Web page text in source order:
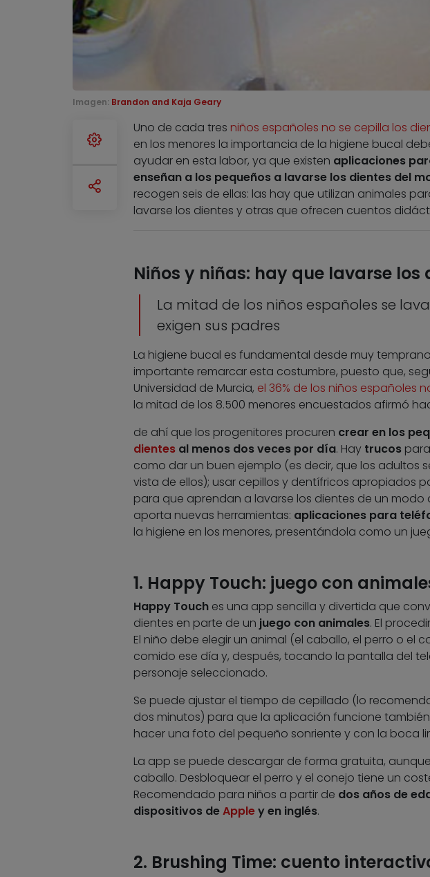
Imagen: Brandon and Kaja Geary
Uno de cada tres niños españoles no se cepilla los
en los menores la importancia de la higiene bucal
ayudar en esta labor, ya que existen aplicaciones
enseñan a los pequeños a lavarse los dientes del
recogen seis de ellas: las hay que utilizan animales
lavarse los dientes y otras que ofrecen cuentos
Niños y niñas: hay que lavarse los
La mitad de los niños españoles se
exigen sus padres
La higiene bucal es fundamental desde muy
importante remarcar esta costumbre, puesto que,
Universidad de Murcia, el 36% de los niños españoles
la mitad de los 8.500 menores encuestados afirmó
de ahí que los progenitores procuren crear en los
dientesal menos dos veces por día. Hay trucospara
como dar un buen ejemplo (es decir, que los adultos
vista de ellos); usar cepillos y dentífricos apropiados
para que aprendan a lavarse los dientes de un
aporta nuevas herramientas: aplicaciones para
la higiene en los menores, presentándola como un
1. Happy Touch: juego con
Happy Touches una app sencilla y divertida que
dientes en parte de un juego con animales. El
El niño debe elegir un animal (el caballo, el perro o el
comido ese día y, después, tocando la pantalla del
personaje seleccionado.
Se puede ajustar el tiempo de cepillado (lo
dos minutos) para que la aplicación funcione
hacer una foto del pequeño sonriente y con la boca
La app se puede descargar de forma gratuita,
caballo. Desbloquear el perro y el conejo tiene un
Recomendado para niños a partir de dos años de
dispositivos deAppley en inglés.
2. Brushing Time: cuento